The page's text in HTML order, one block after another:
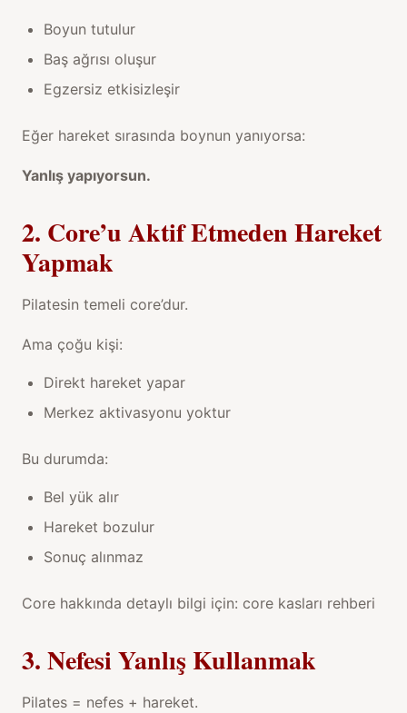
Boyun tutulur
Baş ağrısı oluşur
Egzersiz etkisizleşir
Eğer hareket sırasında boynun yanıyorsa:
Yanlış yapıyorsun.
2. Core’u Aktif Etmeden Hareket
Yapmak
Pilatesin temeli core’dur.
Ama çoğu kişi:
Direkt hareket yapar
Merkez aktivasyonu yoktur
Bu durumda:
Bel yük alır
Hareket bozulur
Sonuç alınmaz
Core hakkında detaylı bilgi için: core kasları rehberi
3. Nefesi Yanlış Kullanmak
Pilates = nefes + hareket.